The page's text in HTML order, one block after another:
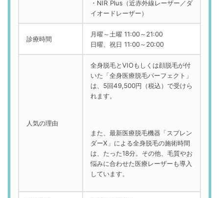
・NIR Plus（近赤外線レーザー／ダ
イオードレーザー）
診療時間
月曜～土曜 11:00～21:00
日曜、祝日 11:00～20:00
人気の理由
全身脱毛とVIOもしくは顔脱毛が付
いた「全身医療脱毛パーフェクト」
は、5回49,500円（税込）で受けら
れます。
また、最新医療脱毛機器「スプレン
ダーX」による全身脱毛の施術時間
は、たった18分。 その他、毛質やお
悩みに合わせた医療レーザーも導入
しています。